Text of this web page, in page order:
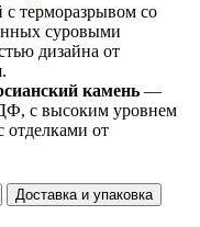
терморазрывом со
суровыми
дизайна от
камень —
с высоким уровнем
отделками от
Доставка и упаковка